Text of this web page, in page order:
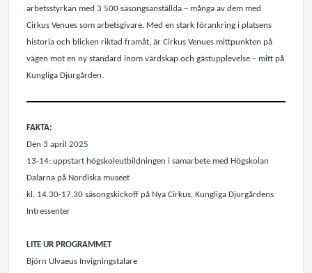
arbetsstyrkan med 3 500 säsongsanställda – många av dem med
Cirkus Venues som arbetsgivare. Med en stark förankring i platsens
historia och blicken riktad framåt, är Cirkus Venues mittpunkten på
vägen mot en ny standard inom värdskap och gästupplevelse – mitt på
Kungliga Djurgården.
FAKTA:
Den 3 april 2025
13-14: uppstart högskoleutbildningen i samarbete med Högskolan
Dalarna på Nordiska museet
kl. 14.30-17.30 säsongskickoff på Nya Cirkus, Kungliga Djurgårdens
Intressenter
LITE UR PROGRAMMET
Björn Ulvaeus Invigningstalare